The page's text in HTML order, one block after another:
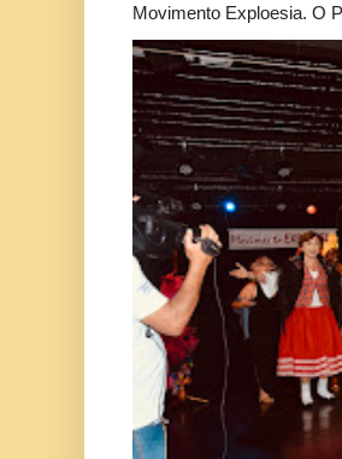
Movimento Exploesia. O